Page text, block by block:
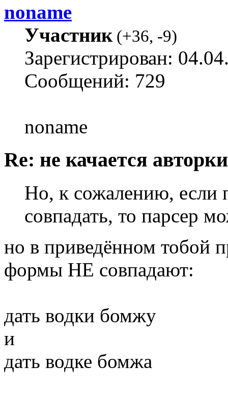
noname
Участник(+36, -9)
Зарегистрирован:
Сообщений: 729
noname
Re: не качается
Но, к сожалению, если
совпадать, то парсер
но в приведённом тобой
формы НЕ совпадают:
дать водки бомжу
и
дать водке бомжа